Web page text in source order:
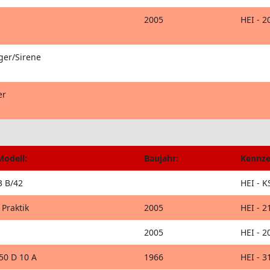
2005 HEI -
Sirene
Baujahr:
B/42 HEI -
Praktik 2005 HEI -
2005 HEI -
D 10 A 1966 HEI -